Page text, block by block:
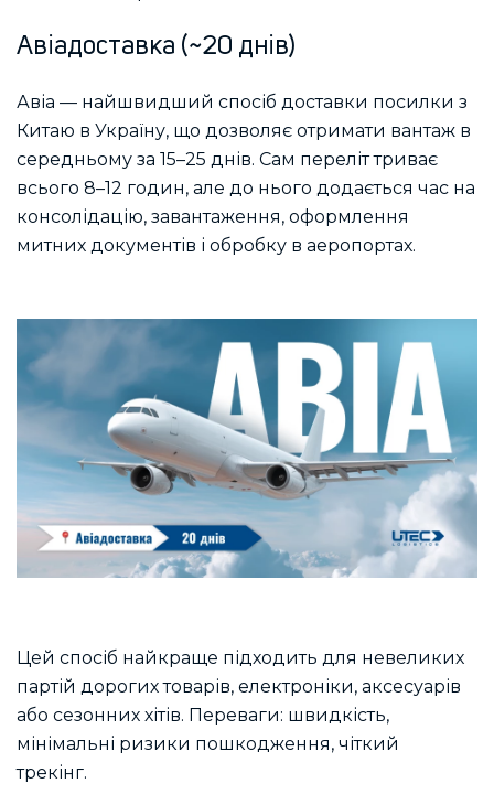
Авіадоставка (~20 днів)
Авіа — найшвидший спосіб доставки посилки з
Китаю в Україну, що дозволяє отримати вантаж в
середньому за 15–25 днів. Сам переліт триває
всього 8–12 годин, але до нього додається час на
консолідацію, завантаження, оформлення
митних документів і обробку в аеропортах.
Цей спосіб найкраще підходить для невеликих
партій дорогих товарів, електроніки, аксесуарів
або сезонних хітів. Переваги: швидкість,
мінімальні ризики пошкодження, чіткий
трекінг.